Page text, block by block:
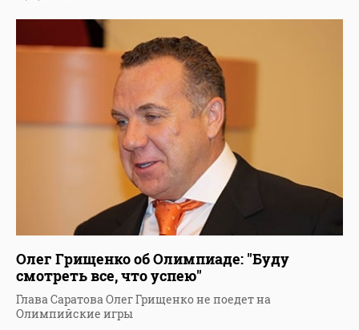
Олег Грищенко об Олимпиаде: "Буду
смотреть все, что успею"
Глава Саратова Олег Грищенко не поедет на
Олимпийские игры